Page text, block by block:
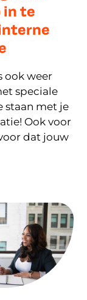
in te
ook weer
speciale
staan met je
Ook voor
dat jouw